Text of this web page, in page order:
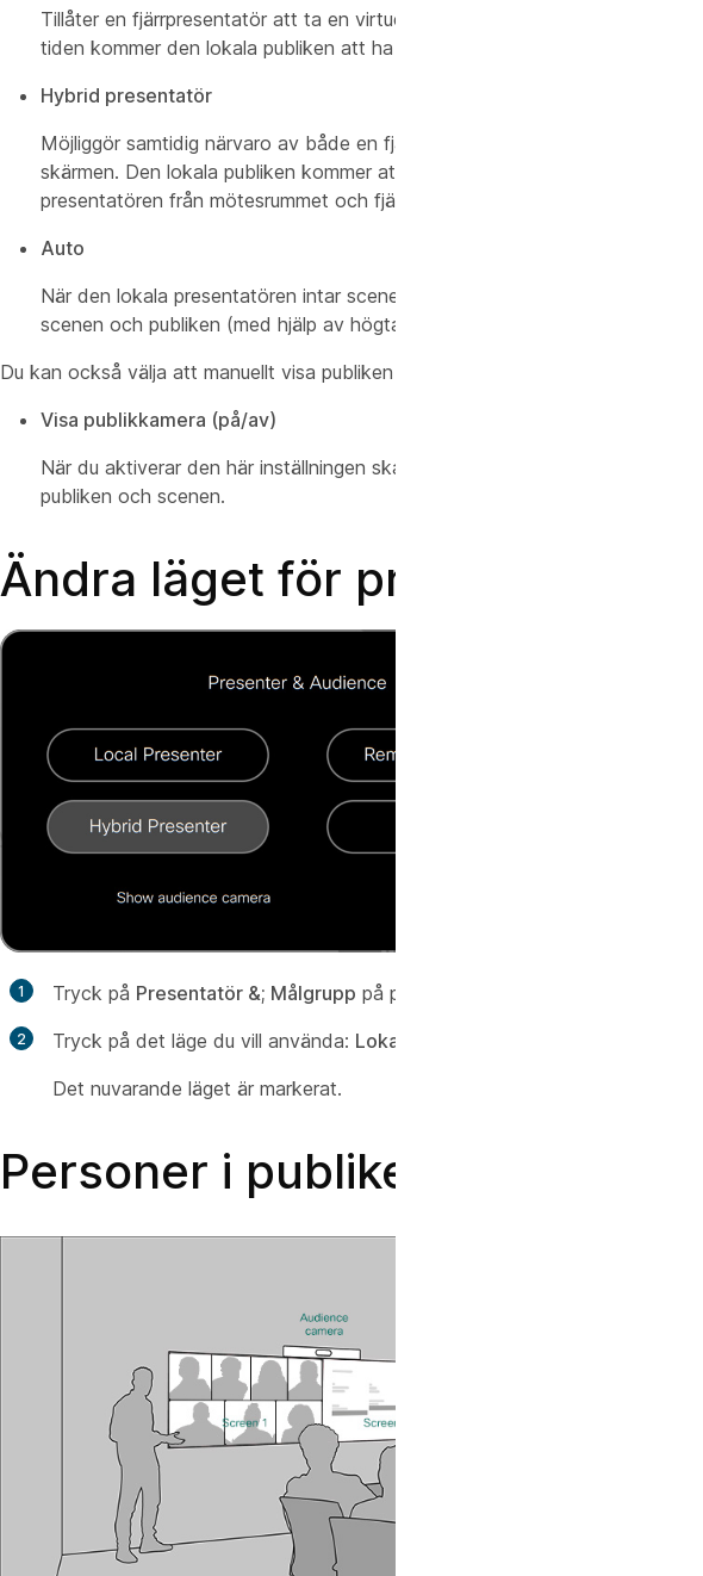
Tillåter en fjärrpresentatör att ta en virtuell närvaro "på scenen" i
tiden kommer den lokala publiken att ha möjlighet att se
Hybrid presentatör
Möjliggör samtidig närvaro av både en fjärrpresentatör och en lokal
skärmen. Den lokala publiken kommer att kunna se båda presentatörerna
presentatören från mötesrummet och fjärrpresentatören.
Auto
När den lokala presentatören intar scenen växlar den automatiskt till den
scenen och publiken (med hjälp av högtalarspår). Den här inställningen är
Du kan också välja att manuellt visa publiken för fjärrdeltagarna:
Visa publikkamera (på/av)
När du aktiverar den här inställningen skapas en sammansatt bild som
publiken och scenen.
Ändra läget för presentatör
Tryck på Presentatör &; Målgrupp på pekkontrollen.
Tryck på det läge du vill använda: Lokal presentatör
Det nuvarande läget är markerat.
Personer i publiken: Layout,